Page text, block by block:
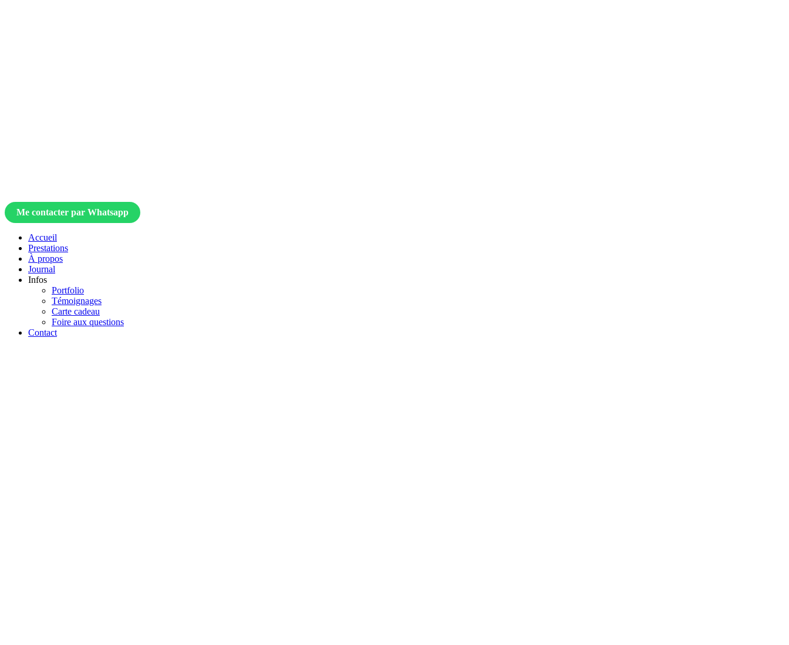
Me contacter par Whatsapp
Accueil
Prestations
À propos
Journal
Infos
Portfolio
Témoignages
Carte cadeau
Foire aux questions
Contact